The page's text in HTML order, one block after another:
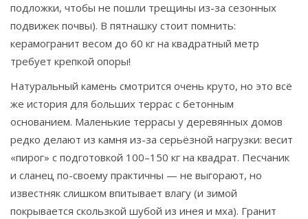
подложки, чтобы не пошли трещины из-за сезонных
подвижек почвы). В пятнашку стоит помнить:
керамогранит весом до 60 кг на квадратный метр
требует крепкой опоры!
Натуральный камень смотрится очень круто, но это всё
же история для больших террас с бетонным
основанием. Маленькие террасы у деревянных домов
редко делают из камня из-за серьёзной нагрузки: весит
«пирог» с подготовкой 100–150 кг на квадрат. Песчаник
и сланец по-своему практичны — не выгорают, но
известняк слишком впитывает влагу (и зимой
покрывается скользкой шубой из инея и мха). Гранит